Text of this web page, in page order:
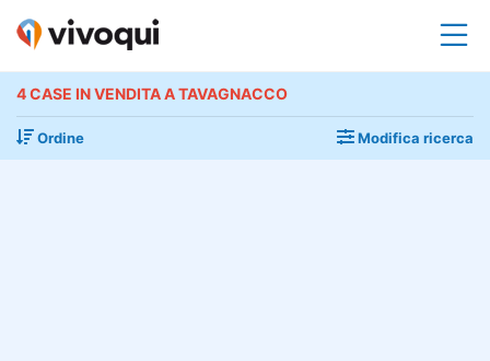
4 CASE IN VENDITA A TAVAGNACCO
Ordine Modifica ricerca